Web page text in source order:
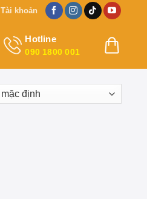
Tài khoản
Hotline
090 1800 001